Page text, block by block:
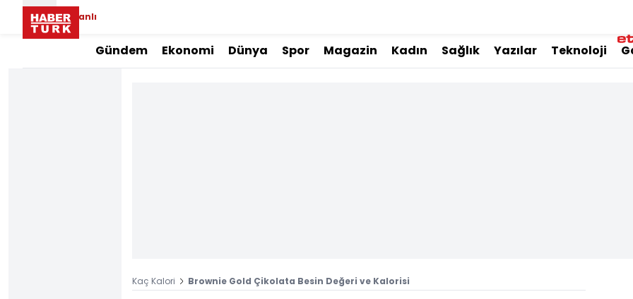
Canlı
Gündem Ekonomi Dünya Spor Magazin Kadın Sağlık Yazılar Teknoloji
Kaç Kalori Brownie Gold Çikolata Besin Değeri ve Kalorisi